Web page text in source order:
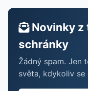
Novinky z
schránky
Žádný spam. Jen
světa, kdykoliv se